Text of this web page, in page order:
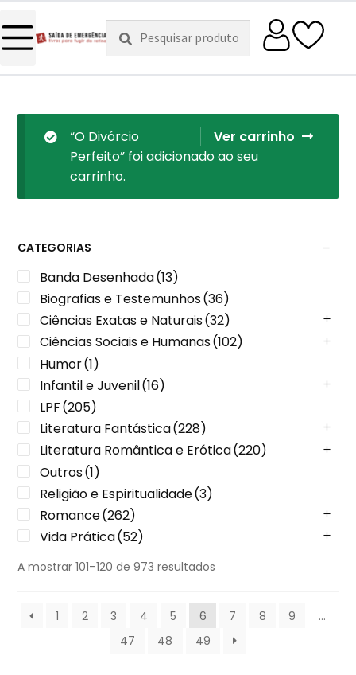
Pesquisar
por:
Pesquisa
Ver carrinho
“O Divórcio
Perfeito” foi adicionado ao seu
carrinho.
CATEGORIAS
Banda Desenhada(13)
Biografias e Testemunhos(36)
Ciências Exatas e Naturais(32)
Ciências Sociais e Humanas(102)
Humor(1)
Infantil e Juvenil(16)
LPF(205)
Literatura Fantástica(228)
Literatura Romântica e Erótica(220)
Outros(1)
Religião e Espiritualidade(3)
Romance(262)
Vida Prática(52)
A mostrar 101–120 de 973 resultados
1 2 3 4 5 6 7 8 9
…
47
48 49